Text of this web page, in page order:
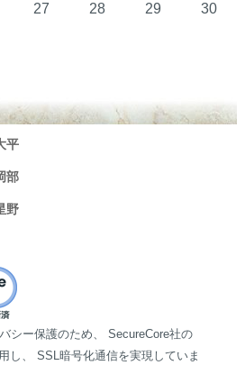
27 28 29
30
平
部
野
シー保護のため、 SecureCore社の
し、 SSL暗号化通信を実現していま